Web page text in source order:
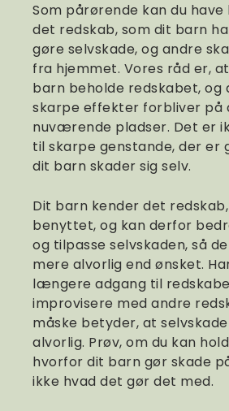
Som pårørende kan du
det redskab, som dit barn
gøre selvskade, og andre
fra hjemmet. Vores råd er,
barn beholde redskabet, og
skarpe effekter forbliver på
nuværende pladser. Det er
til skarpe genstande, der er
dit barn skader sig selv.
Dit barn kender det
benyttet, og kan derfor
og tilpasse selvskaden, så
mere alvorlig end ønsket.
længere adgang til
improvisere med andre
måske betyder, at
alvorlig. Prøv, om du kan
hvorfor dit barn gør skade
ikke hvad det gør det med.